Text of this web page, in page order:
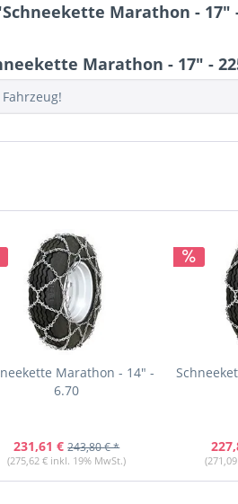
Marathon - 17"
Marathon - 17" -
Marathon - 14" -
6.70
231,61 € 243,80 € *
(275,62 € inkl. 19% MwSt.)